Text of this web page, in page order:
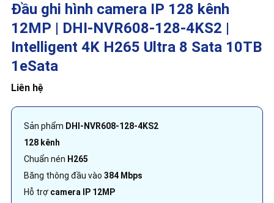
Đầu ghi hình camera IP 128 kênh
12MP | DHI-NVR608-128-4KS2 |
Intelligent 4K H265 Ultra 8 Sata 10TB
1eSata
Liên hệ
Sản phẩm DHI-NVR608-128-4KS2
128 kênh
Chuẩn nén H265
Băng thông đầu vào 384 Mbps
Hỗ trợ camera IP 12MP